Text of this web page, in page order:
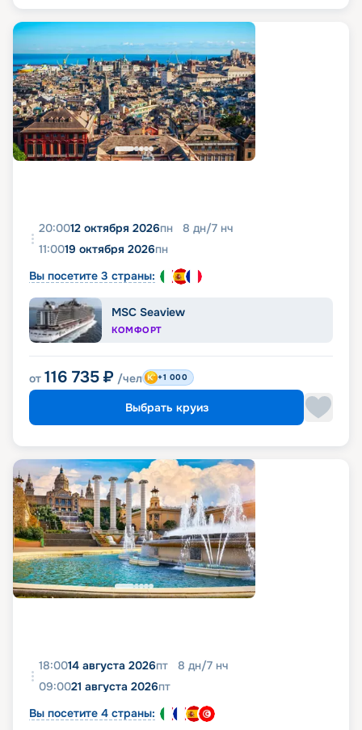
20:0012 октября 2026пн 8 дн/7 нч
11:0019 октября 2026пн
Вы посетите 3 страны:
MSC Seaview
КОМФОРТ
от 116 735 ₽ /чел +1 000
Выбрать круиз
18:0014 августа 2026пт 8 дн/7 нч
09:0021 августа 2026пт
Вы посетите 4 страны: